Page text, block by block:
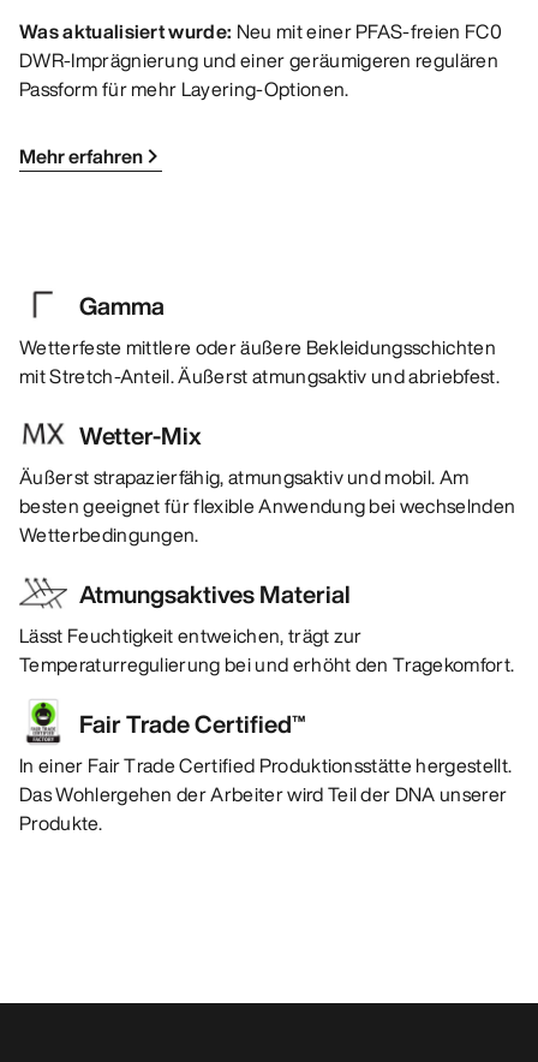
Was aktualisiert wurde: Neu mit einer PFAS-freien FC0
DWR-Imprägnierung und einer geräumigeren regulären
Passform für mehr Layering-Optionen.
Mehr erfahren
Gamma
Wetterfeste mittlere oder äußere Bekleidungsschichten
mit Stretch-Anteil. Äußerst atmungsaktiv und abriebfest.
Wetter-Mix
Äußerst strapazierfähig, atmungsaktiv und mobil. Am
besten geeignet für flexible Anwendung bei wechselnden
Wetterbedingungen.
Atmungsaktives Material
Lässt Feuchtigkeit entweichen, trägt zur
Temperaturregulierung bei und erhöht den Tragekomfort.
Fair Trade Certified™
In einer Fair Trade Certified Produktionsstätte hergestellt.
Das Wohlergehen der Arbeiter wird Teil der DNA unserer
Produkte.